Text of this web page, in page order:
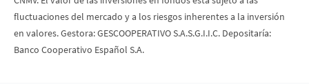
fluctuaciones del mercado y a los riesgos inherentes a la inversión
en valores. Gestora: GESCOOPERATIVO S.A.S.G.I.I.C. Depositaría:
Banco Cooperativo Español S.A.